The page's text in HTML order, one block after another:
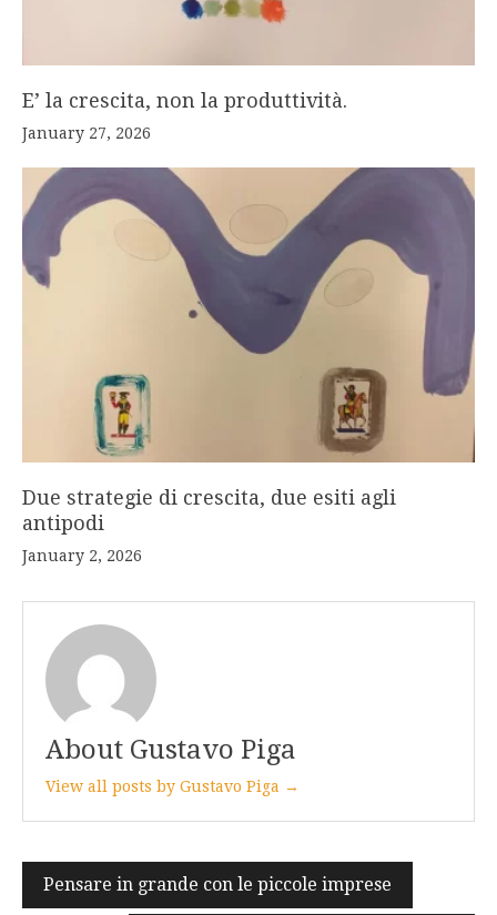
E’ la crescita, non la produttività.
January 27, 2026
Due strategie di crescita, due esiti agli
antipodi
January 2, 2026
About Gustavo Piga
View all posts by Gustavo Piga →
Post
Pensare in grande con le piccole imprese